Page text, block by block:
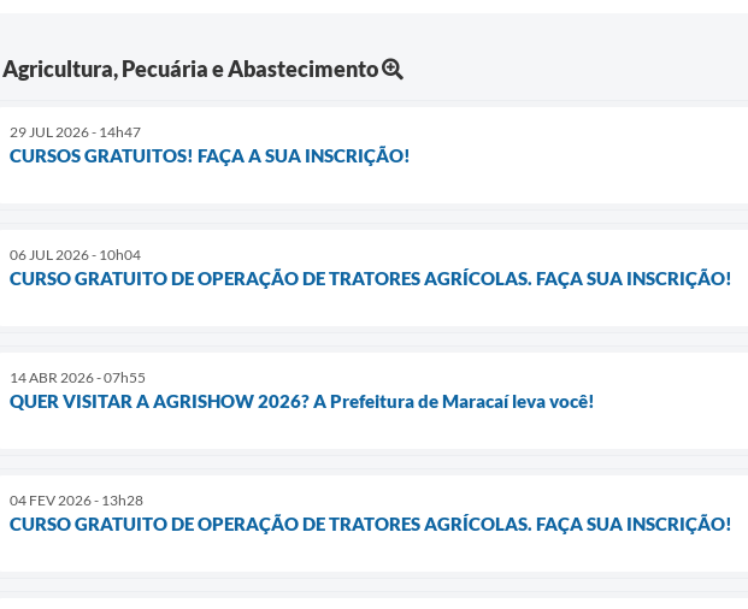
Agricultura, Pecuária e Abastecimento
29 JUL 2026 - 14h47
CURSOS GRATUITOS! FAÇA A SUA INSCRIÇÃO!
06 JUL 2026 - 10h04
CURSO GRATUITO DE OPERAÇÃO DE TRATORES AGRÍCOLAS. FAÇA SUA INSCRIÇÃO!
14 ABR 2026 - 07h55
QUER VISITAR A AGRISHOW 2026? A Prefeitura de Maracaí leva você!
04 FEV 2026 - 13h28
CURSO GRATUITO DE OPERAÇÃO DE TRATORES AGRÍCOLAS. FAÇA SUA INSCRIÇÃO!